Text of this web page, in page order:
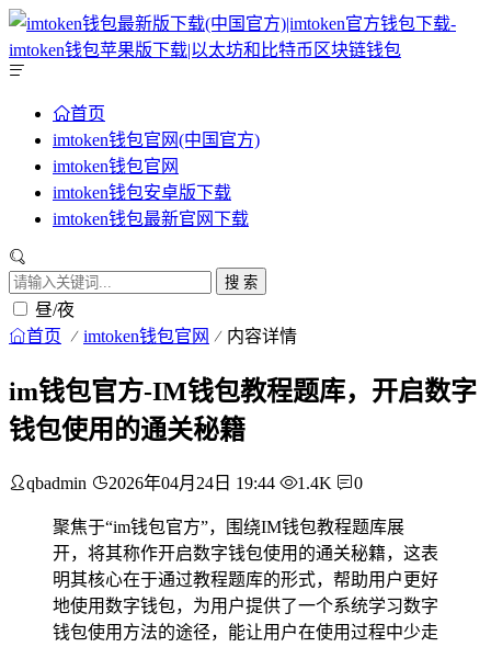
首页
imtoken钱包官网(中国官方)
imtoken钱包官网
imtoken钱包安卓版下载
imtoken钱包最新官网下载
搜 索
昼/夜
首页 imtoken钱包官网 内容详情
im钱包官方-IM钱包教程题库，开启数字
钱包使用的通关秘籍
qbadmin 2026年04月24日 19:44 1.4K 0
聚焦于“im钱包官方”，围绕IM钱包教程题库展
开，将其称作开启数字钱包使用的通关秘籍，这表
明其核心在于通过教程题库的形式，帮助用户更好
地使用数字钱包，为用户提供了一个系统学习数字
钱包使用方法的途径，能让用户在使用过程中少走